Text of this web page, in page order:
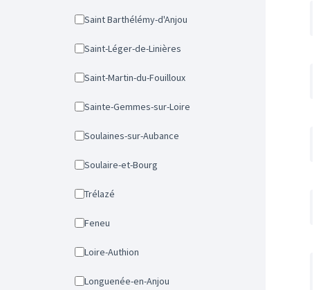
Saint Barthélémy-d'Anjou
Saint-Léger-de-Linières
Saint-Martin-du-Fouilloux
Sainte-Gemmes-sur-Loire
Soulaines-sur-Aubance
Soulaire-et-Bourg
Trélazé
Feneu
Loire-Authion
Longuenée-en-Anjou